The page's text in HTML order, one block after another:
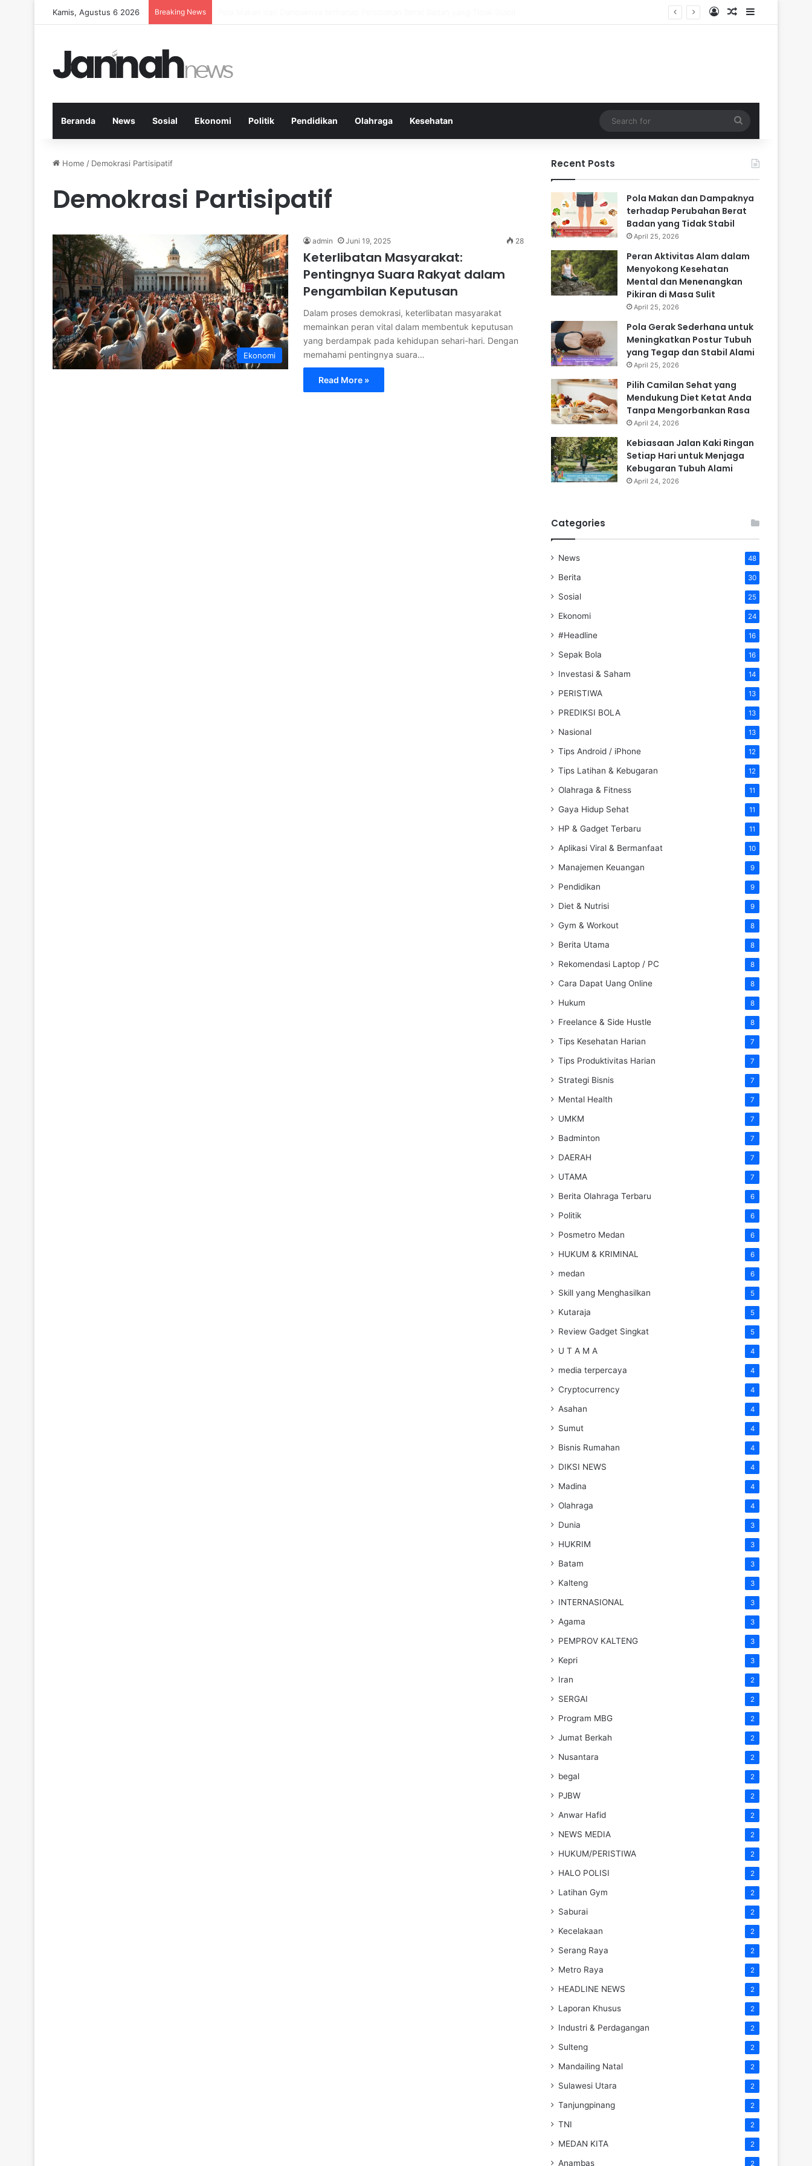
Kamis, Agustus 6 2026 Breaking News Log InRandom Article
Sidebar
Beranda News Sosial Ekonomi Politik Pendidikan Olahraga Kesehatan
for
Home / Demokrasi Partisipatif
Demokrasi Partisipatif
Ekonomi
admin Juni 19, 2025 28
Keterlibatan Masyarakat:
Pentingnya Suara Rakyat dalam
Pengambilan Keputusan
Dalam proses demokrasi, keterlibatan masyarakat
memainkan peran vital dalam membentuk keputusan
yang berdampak pada kehidupan sehari-hari. Dengan
memahami pentingnya suara…
Read More »
Recent Posts
Pola Makan dan Dampaknya
terhadap Perubahan Berat
Badan yang Tidak Stabil
April 25, 2026
Peran Aktivitas Alam dalam
Menyokong Kesehatan
Mental dan Menenangkan
Pikiran di Masa Sulit
April 25, 2026
Pola Gerak Sederhana untuk
Meningkatkan Postur Tubuh
yang Tegap dan Stabil Alami
April 25, 2026
Pilih Camilan Sehat yang
Mendukung Diet Ketat Anda
Tanpa Mengorbankan Rasa
April 24, 2026
Kebiasaan Jalan Kaki Ringan
Setiap Hari untuk Menjaga
Kebugaran Tubuh Alami
April 24, 2026
Categories
News 48
Berita 30
Sosial 25
Ekonomi 24
#Headline 16
Sepak Bola 16
Investasi & Saham 14
PERISTIWA 13
PREDIKSI BOLA 13
Nasional 13
Tips Android / iPhone 12
Tips Latihan & Kebugaran 12
Olahraga & Fitness 11
Gaya Hidup Sehat 11
HP & Gadget Terbaru 11
Aplikasi Viral & Bermanfaat 10
Manajemen Keuangan 9
Pendidikan 9
Diet & Nutrisi 9
Gym & Workout 8
Berita Utama 8
Rekomendasi Laptop / PC 8
Cara Dapat Uang Online 8
Hukum 8
Freelance & Side Hustle 8
Tips Kesehatan Harian 7
Tips Produktivitas Harian 7
Strategi Bisnis 7
Mental Health 7
UMKM 7
Badminton 7
DAERAH 7
UTAMA 7
Berita Olahraga Terbaru 6
Politik 6
Posmetro Medan 6
HUKUM & KRIMINAL 6
medan 6
Skill yang Menghasilkan 5
Kutaraja 5
Review Gadget Singkat 5
U T A M A 4
media terpercaya 4
Cryptocurrency 4
Asahan 4
Sumut 4
Bisnis Rumahan 4
DIKSI NEWS 4
Madina 4
Olahraga 4
Dunia 3
HUKRIM 3
Batam 3
Kalteng 3
INTERNASIONAL 3
Agama 3
PEMPROV KALTENG 3
Kepri 3
Iran 2
SERGAI 2
Program MBG 2
Jumat Berkah 2
Nusantara 2
begal 2
PJBW 2
Anwar Hafid 2
NEWS MEDIA 2
HUKUM/PERISTIWA 2
HALO POLISI 2
Latihan Gym 2
Saburai 2
Kecelakaan 2
Serang Raya 2
Metro Raya 2
HEADLINE NEWS 2
Laporan Khusus 2
Industri & Perdagangan 2
Sulteng 2
Mandailing Natal 2
Sulawesi Utara 2
Tanjungpinang 2
TNI 2
MEDAN KITA 2
Anambas 2